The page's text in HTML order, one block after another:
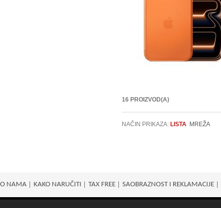
16 PROIZVOD(A)
NAČIN PRIKAZA: LISTA MREŽA
O NAMA KAKO NARUČITI TAX FREE SAOBRAZNOST I REKLAMACIJE